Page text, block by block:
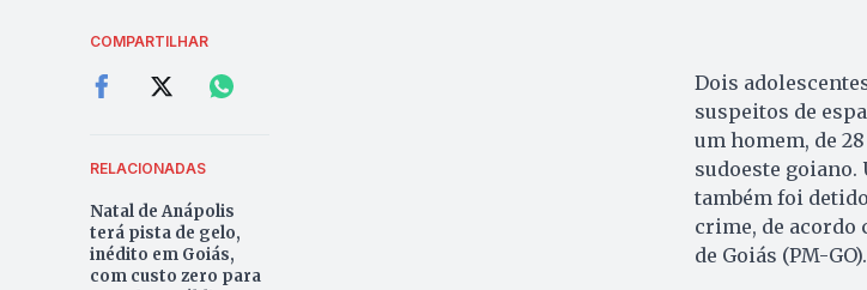
COMPARTILHAR
RELACIONADAS
Natal de Anápolis
terá pista de gelo,
inédito em Goiás,
com custo zero para
Dois
suspeitos de
um homem, de
sudoeste goiano.
também foi
crime, de
de Goiás (PM-GO).